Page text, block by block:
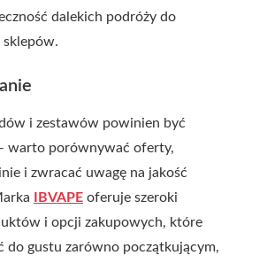
dalekich podróży do
i zestawów powinien być
warto porównywać oferty,
i zwracać uwagę na jakość
IBVAPE oferuje szeroki
i opcji zakupowych, które
do gustu zarówno początkującym,